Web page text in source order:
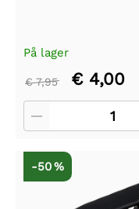
På lager
€ 7,95 € 4,00
-50 %